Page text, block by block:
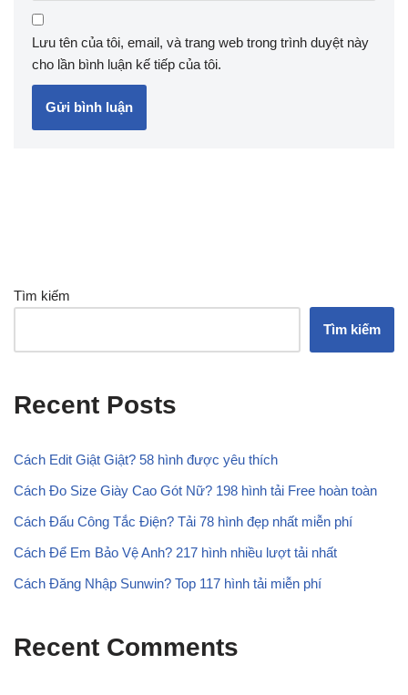
Lưu tên của tôi, email, và trang web trong trình duyệt này
cho lần bình luận kế tiếp của tôi.
Tìm kiếm
Tìm kiếm
Recent Posts
Cách Edit Giật Giật? 58 hình được yêu thích
Cách Đo Size Giày Cao Gót Nữ? 198 hình tải Free hoàn toàn
Cách Đấu Công Tắc Điện? Tải 78 hình đẹp nhất miễn phí
Cách Để Em Bảo Vệ Anh? 217 hình nhiều lượt tải nhất
Cách Đăng Nhập Sunwin? Top 117 hình tải miễn phí
Recent Comments